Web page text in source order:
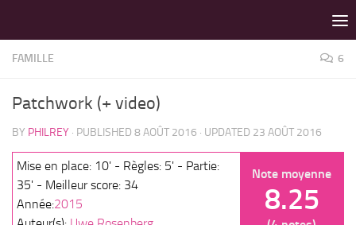
FAMILLE 6
Patchwork (+ video)
BY PHILREY · PUBLISHED 8 AOÛT 2016 · UPDATED 23 AOÛT 2016
Note moyenne
8.25
Mise en place: 10' - Règles: 5' - Partie:
35' - Meilleur score: 34
Année:2015